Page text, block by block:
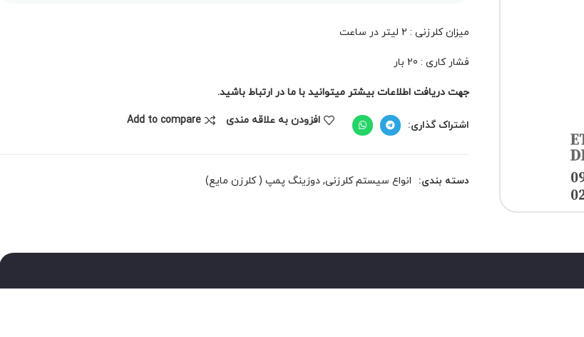
میزان کلرزنی : 2 لیتر در ساعت
فشار کاری : 20 بار
جهت دریافت اطلاعات بیشتر میتوانید با ما در ارتباط باشید.
اشتراک گذاری: افزودن به علاقه مندی Add to compare
دسته بندی: انواع سیستم کلرزنی, دوزینگ پمپ ( کلرزن مایع)